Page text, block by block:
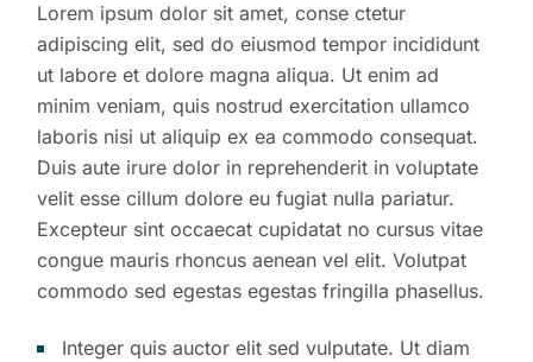
Lorem ipsum dolor sit amet, conse ctetur
adipiscing elit, sed do eiusmod tempor incididunt
ut labore et dolore magna aliqua. Ut enim ad
minim veniam, quis nostrud exercitation ullamco
laboris nisi ut aliquip ex ea commodo consequat.
Duis aute irure dolor in reprehenderit in voluptate
velit esse cillum dolore eu fugiat nulla pariatur.
Excepteur sint occaecat cupidatat no cursus vitae
congue mauris rhoncus aenean vel elit. Volutpat
commodo sed egestas egestas fringilla phasellus.
Integer quis auctor elit sed vulputate. Ut diam